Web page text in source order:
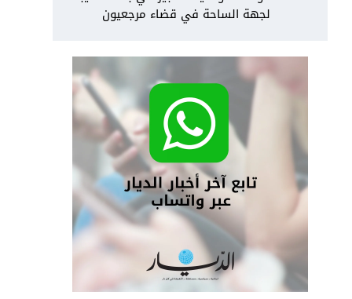
لجهة الساحة في قضاء مرجعيون